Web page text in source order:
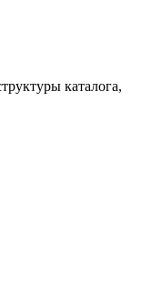
каталога,